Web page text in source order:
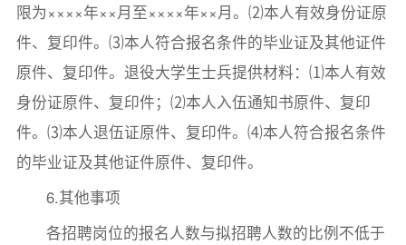
限为××××年××月至××××年××月。⑵本人有效身份证原
件、复印件。⑶本人符合报名条件的毕业证及其他证件
原件、复印件。退役大学生士兵提供材料：⑴本人有效
身份证原件、复印件；⑵本人入伍通知书原件、复印
件。⑶本人退伍证原件、复印件。⑷本人符合报名条件
的毕业证及其他证件原件、复印件。
6.其他事项
各招聘岗位的报名人数与拟招聘人数的比例不低于